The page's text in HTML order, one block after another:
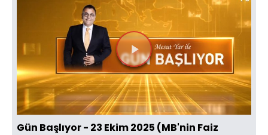
Videoyu
Oynat
Gün Başlıyor - 23 Ekim 2025 (MB'nin Faiz